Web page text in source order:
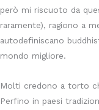
però mi riscuoto da
raramente), ragiono a
autodefiniscano
mondo migliore.
Molti credono a torto
Perfino in paesi